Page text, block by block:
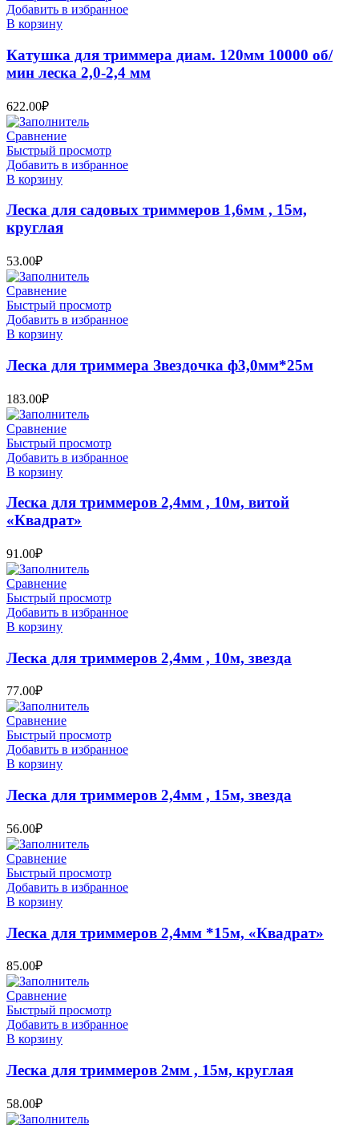
Добавить в избранное
В корзину
Катушка для триммера диам. 120мм 10000 об/
мин леска 2,0-2,4 мм
622.00₽
Сравнение
Быстрый просмотр
Добавить в избранное
В корзину
Леска для садовых триммеров 1,6мм , 15м,
круглая
53.00₽
Сравнение
Быстрый просмотр
Добавить в избранное
В корзину
Леска для триммера Звездочка ф3,0мм*25м
183.00₽
Сравнение
Быстрый просмотр
Добавить в избранное
В корзину
Леска для триммеров 2,4мм , 10м, витой
«Квадрат»
91.00₽
Сравнение
Быстрый просмотр
Добавить в избранное
В корзину
Леска для триммеров 2,4мм , 10м, звезда
77.00₽
Сравнение
Быстрый просмотр
Добавить в избранное
В корзину
Леска для триммеров 2,4мм , 15м, звезда
56.00₽
Сравнение
Быстрый просмотр
Добавить в избранное
В корзину
Леска для триммеров 2,4мм *15м, «Квадрат»
85.00₽
Сравнение
Быстрый просмотр
Добавить в избранное
В корзину
Леска для триммеров 2мм , 15м, круглая
58.00₽